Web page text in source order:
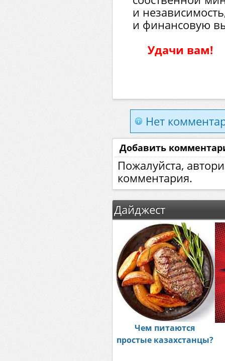
и
и финансовую
Удачи вам!
Нет
Добавить
Пожалуйста,
комментария.
Дайджест
Чем питаются
простые казахстанцы?